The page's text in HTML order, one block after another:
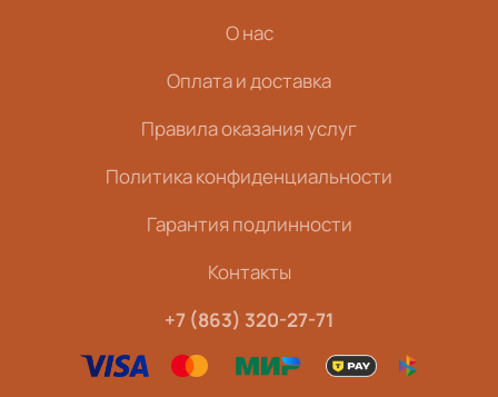
О нас
Оплата и доставка
Правила оказания услуг
Политика конфиденциальности
Гарантия подлинности
Контакты
+7 (863) 320-27-71